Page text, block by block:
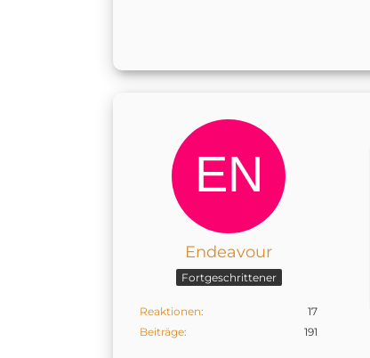
Endeavour
Fortgeschrittener
Reaktionen
17
Beiträge
191